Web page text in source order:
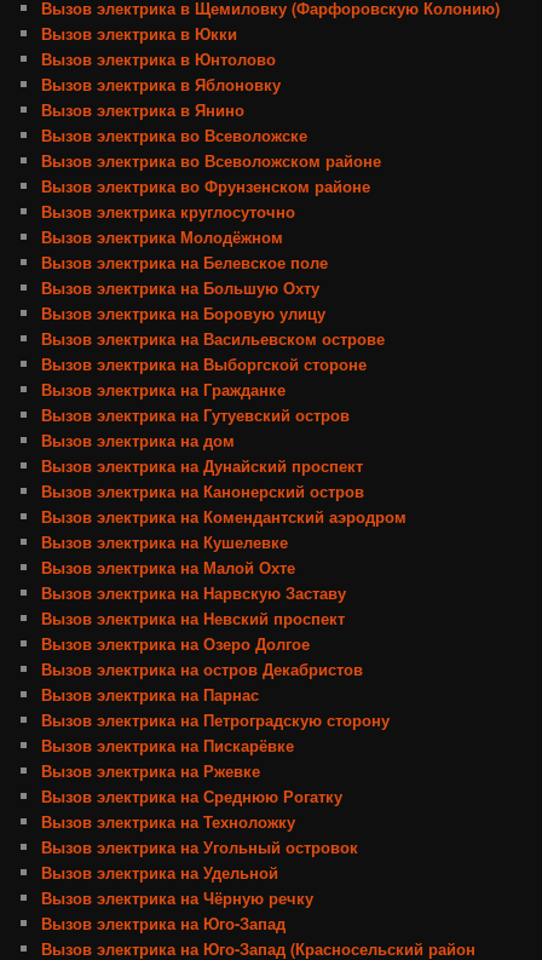
Вызов электрика в Щемиловку (Фарфоровскую Колонию)
Вызов электрика в Юкки
Вызов электрика в Юнтолово
Вызов электрика в Яблоновку
Вызов электрика в Янино
Вызов электрика во Всеволожске
Вызов электрика во Всеволожском районе
Вызов электрика во Фрунзенском районе
Вызов электрика круглосуточно
Вызов электрика Молодёжном
Вызов электрика на Белевское поле
Вызов электрика на Большую Охту
Вызов электрика на Боровую улицу
Вызов электрика на Васильевском острове
Вызов электрика на Выборгской стороне
Вызов электрика на Гражданке
Вызов электрика на Гутуевский остров
Вызов электрика на дом
Вызов электрика на Дунайский проспект
Вызов электрика на Канонерский остров
Вызов электрика на Комендантский аэродром
Вызов электрика на Кушелевке
Вызов электрика на Малой Охте
Вызов электрика на Нарвскую Заставу
Вызов электрика на Невский проспект
Вызов электрика на Озеро Долгое
Вызов электрика на остров Декабристов
Вызов электрика на Парнас
Вызов электрика на Петроградскую сторону
Вызов электрика на Пискарёвке
Вызов электрика на Ржевке
Вызов электрика на Среднюю Рогатку
Вызов электрика на Техноложку
Вызов электрика на Угольный островок
Вызов электрика на Удельной
Вызов электрика на Чёрную речку
Вызов электрика на Юго-Запад
Вызов электрика на Юго-Запад (Красносельский район